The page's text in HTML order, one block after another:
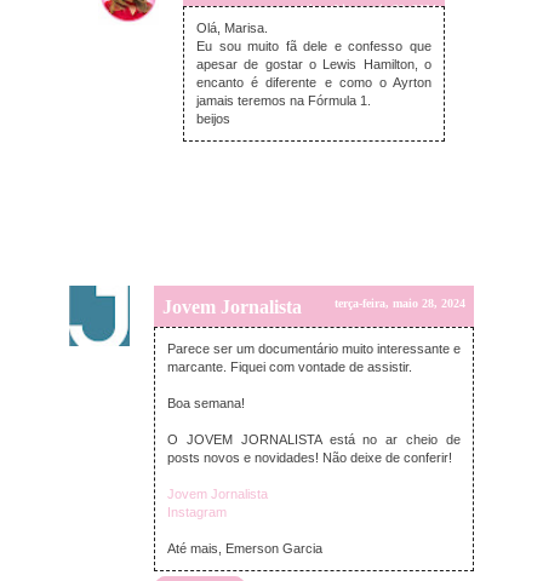
quinta-feira, maio 30, 2024
Olá, Marisa.
Eu sou muito fã dele e confesso que
apesar de gostar o Lewis Hamilton, o
encanto é diferente e como o Ayrton
jamais teremos na Fórmula 1.
beijos
Jovem Jornalista terça-feira, maio 28, 2024
Parece ser um documentário muito interessante e
marcante. Fiquei com vontade de assistir.
Boa semana!
O JOVEM JORNALISTA está no ar cheio de
posts novos e novidades! Não deixe de conferir!
Jovem Jornalista
Instagram
Até mais, Emerson Garcia